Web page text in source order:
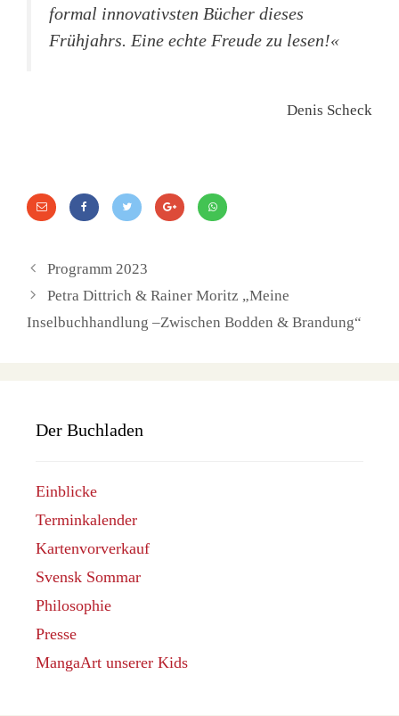
formal innovativsten Bücher dieses
Frühjahrs. Eine echte Freude zu lesen!«
Denis Scheck
Programm 2023
Petra Dittrich & Rainer Moritz „Meine
Inselbuchhandlung –Zwischen Bodden & Brandung“
Der Buchladen
Einblicke
Terminkalender
Kartenvorverkauf
Svensk Sommar
Philosophie
Presse
MangaArt unserer Kids